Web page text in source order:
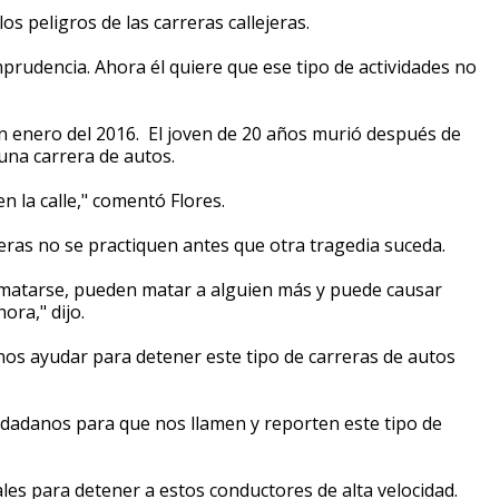
peligros de las carreras callejeras.
Ahora él quiere que ese tipo de actividades no
enero del 2016. El joven de 20 años murió después de
carrera de autos.
la calle," comentó Flores.
no se practiquen antes que otra tragedia suceda.
pueden matar a alguien más y puede causar
dijo.
ayudar para detener este tipo de carreras de autos
para que nos llamen y reporten este tipo de
para detener a estos conductores de alta velocidad.